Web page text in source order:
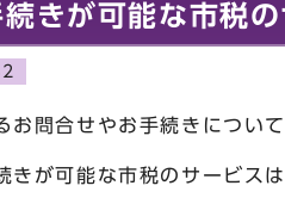
きが可能な市税
問合せやお手続きについ
が可能な市税のサービス